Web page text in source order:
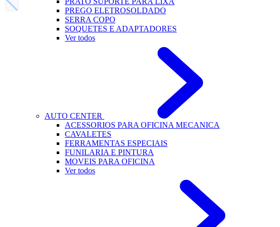
PREGO ELETROSOLDADO
SERRA COPO
SOQUETES E ADAPTADORES
Ver todos
AUTO CENTER
ACESSORIOS PARA OFICINA MECANICA
CAVALETES
FERRAMENTAS ESPECIAIS
FUNILARIA E PINTURA
MOVEIS PARA OFICINA
Ver todos